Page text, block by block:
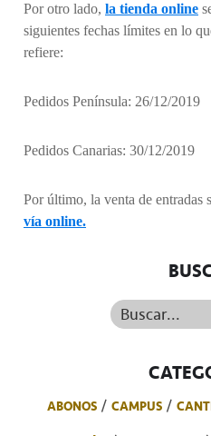
Por otro lado, la tienda online
siguientes fechas límites en lo
refiere:
Pedidos Península: 26/12/2019
Pedidos Canarias: 30/12/2019
Por último, la venta de entradas
vía online.
Buscar...
ABONOS CAMPUS